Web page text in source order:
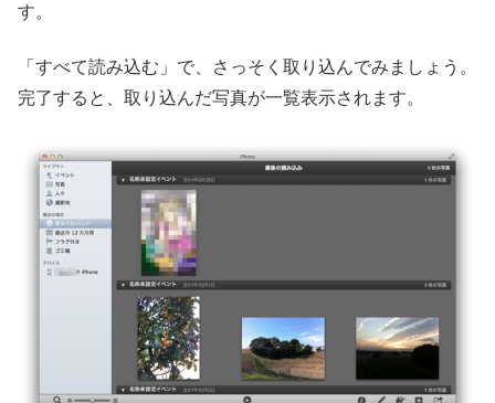
す。
「すべて読み込む」で、さっそく取り込んでみましょう。
完了すると、取り込んだ写真が一覧表示されます。